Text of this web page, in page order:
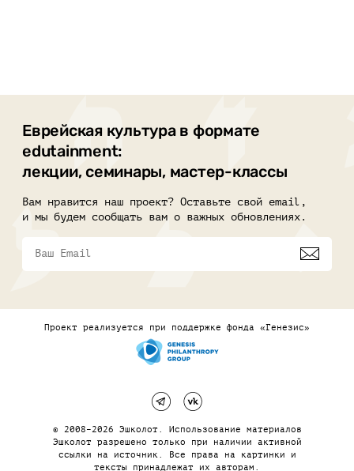
Еврейская культура в формате
edutainment:
лекции, семинары, мастер-классы
Вам нравится наш проект? Оставьте свой email,
и мы будем сообщать вам о важных обновлениях.
Проект реализуется при поддержке фонда «Генезис»
© 2008–2026 Эшколот. Использование материалов
Эшколот разрешено только при наличии активной
ссылки на источник. Все права на картинки и
тексты принадлежат их авторам.